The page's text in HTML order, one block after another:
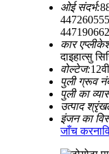
ओई संदर्भ:
कार
दाइहात्सु
वोल्टेज:12वी
पुली ग्रूव
पुली का
उत्पाद
इंजन का
जाँच करना